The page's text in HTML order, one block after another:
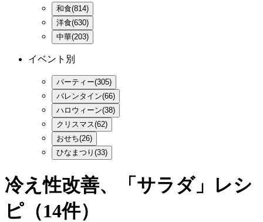
和食(814)
洋食(630)
中華(203)
イベント別
パーティー(305)
バレンタイン(66)
ハロウィーン(38)
クリスマス(62)
おせち(26)
ひなまつり(33)
冷え性改善、「サラダ」レシ
ピ（14件）